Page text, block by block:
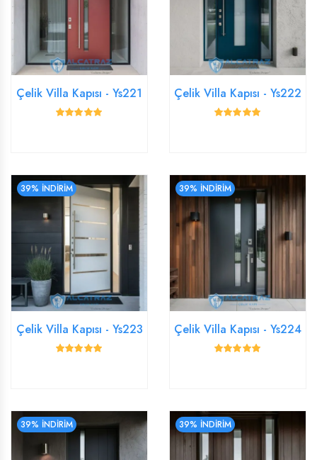
Çelik Villa Kapısı - Ys221 Çelik Villa Kapısı - Ys222
39% İNDİRİM
Çelik Villa Kapısı - Ys223
39% İNDİRİM
Çelik Villa Kapısı - Ys224
39% İNDİRİM 39% İNDİRİM